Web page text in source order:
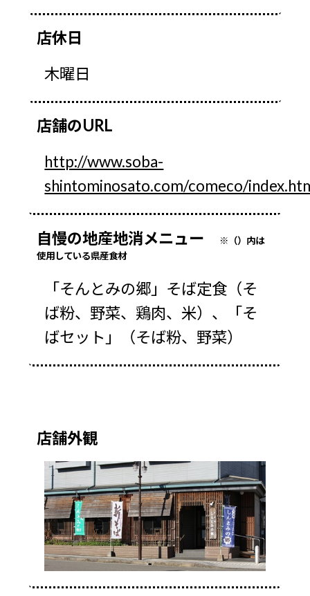
店休日
木曜日
店舗のURL
http://www.soba-
shintominosato.com/comeco/
自慢の地産地消メニュー
※（）内は
使用している県産食材
「そんとみの郷」そば定食（そ
ば粉、野菜、鶏肉、米）、「そ
ばセット」（そば粉、野菜）
店舗外観